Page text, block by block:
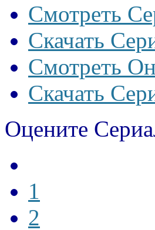
Смотреть
Скачать
Смотреть
Скачать
Оцените
1
2